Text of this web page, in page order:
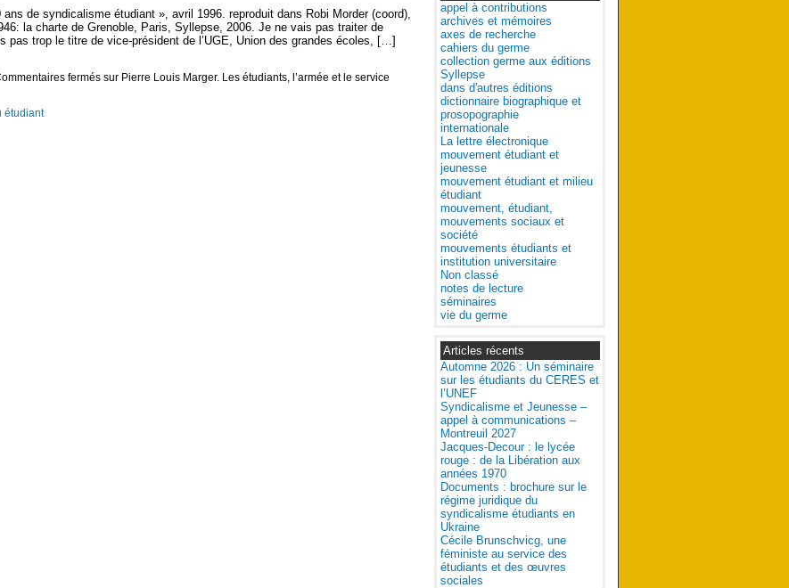
de syndicalisme étudiant », avril 1996. reproduit dans Robi Morder (coord),
la charte de Grenoble, Paris, Syllepse, 2006. Je ne vais pas traiter de
pas trop le titre de vice-président de l’UGE, Union des grandes écoles, […]
fermés sur Pierre Louis Marger. Les étudiants, l’armée et le service
étudiant
appel à contributions
archives et mémoires
axes de recherche
cahiers du germe
collection germe aux éditions
Syllepse
dans d'autres éditions
dictionnaire biographique et
prosopographie
internationale
La lettre électronique
mouvement étudiant et
jeunesse
mouvement étudiant et milieu
étudiant
mouvement, étudiant,
mouvements sociaux et
société
mouvements étudiants et
institution universitaire
Non classé
notes de lecture
séminaires
vie du germe
Articles récents
Automne 2026 : Un séminaire
sur les étudiants du CERES et
l’UNEF
Syndicalisme et Jeunesse –
appel à communications –
Montreuil 2027
Jacques-Decour : le lycée
rouge : de la Libération aux
années 1970
Documents : brochure sur le
régime juridique du
syndicalisme étudiants en
Ukraine
Cécile Brunschvicg, une
féministe au service des
étudiants et des œuvres
sociales